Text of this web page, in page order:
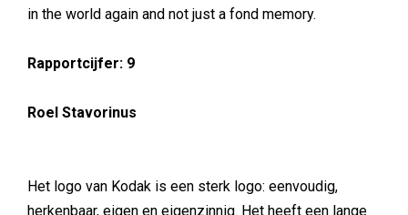
in the world again and not just a fond memory.
Rapportcijfer: 9
Roel Stavorinus
Het logo van Kodak is een sterk logo: eenvoudig,
herkenbaar, eigen en eigenzinnig. Het heeft een lange